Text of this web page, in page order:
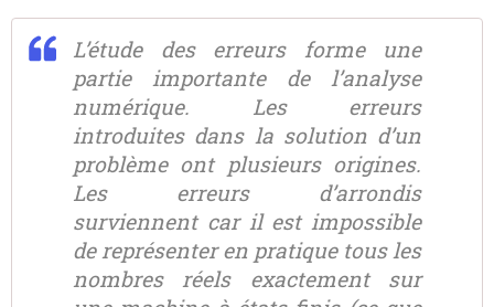
L’étude des erreurs forme une
partie importante de l’analyse
numérique. Les erreurs
introduites dans la solution d’un
problème ont plusieurs origines.
Les erreurs d’arrondis
surviennent car il est impossible
de représenter en pratique tous les
nombres réels exactement sur